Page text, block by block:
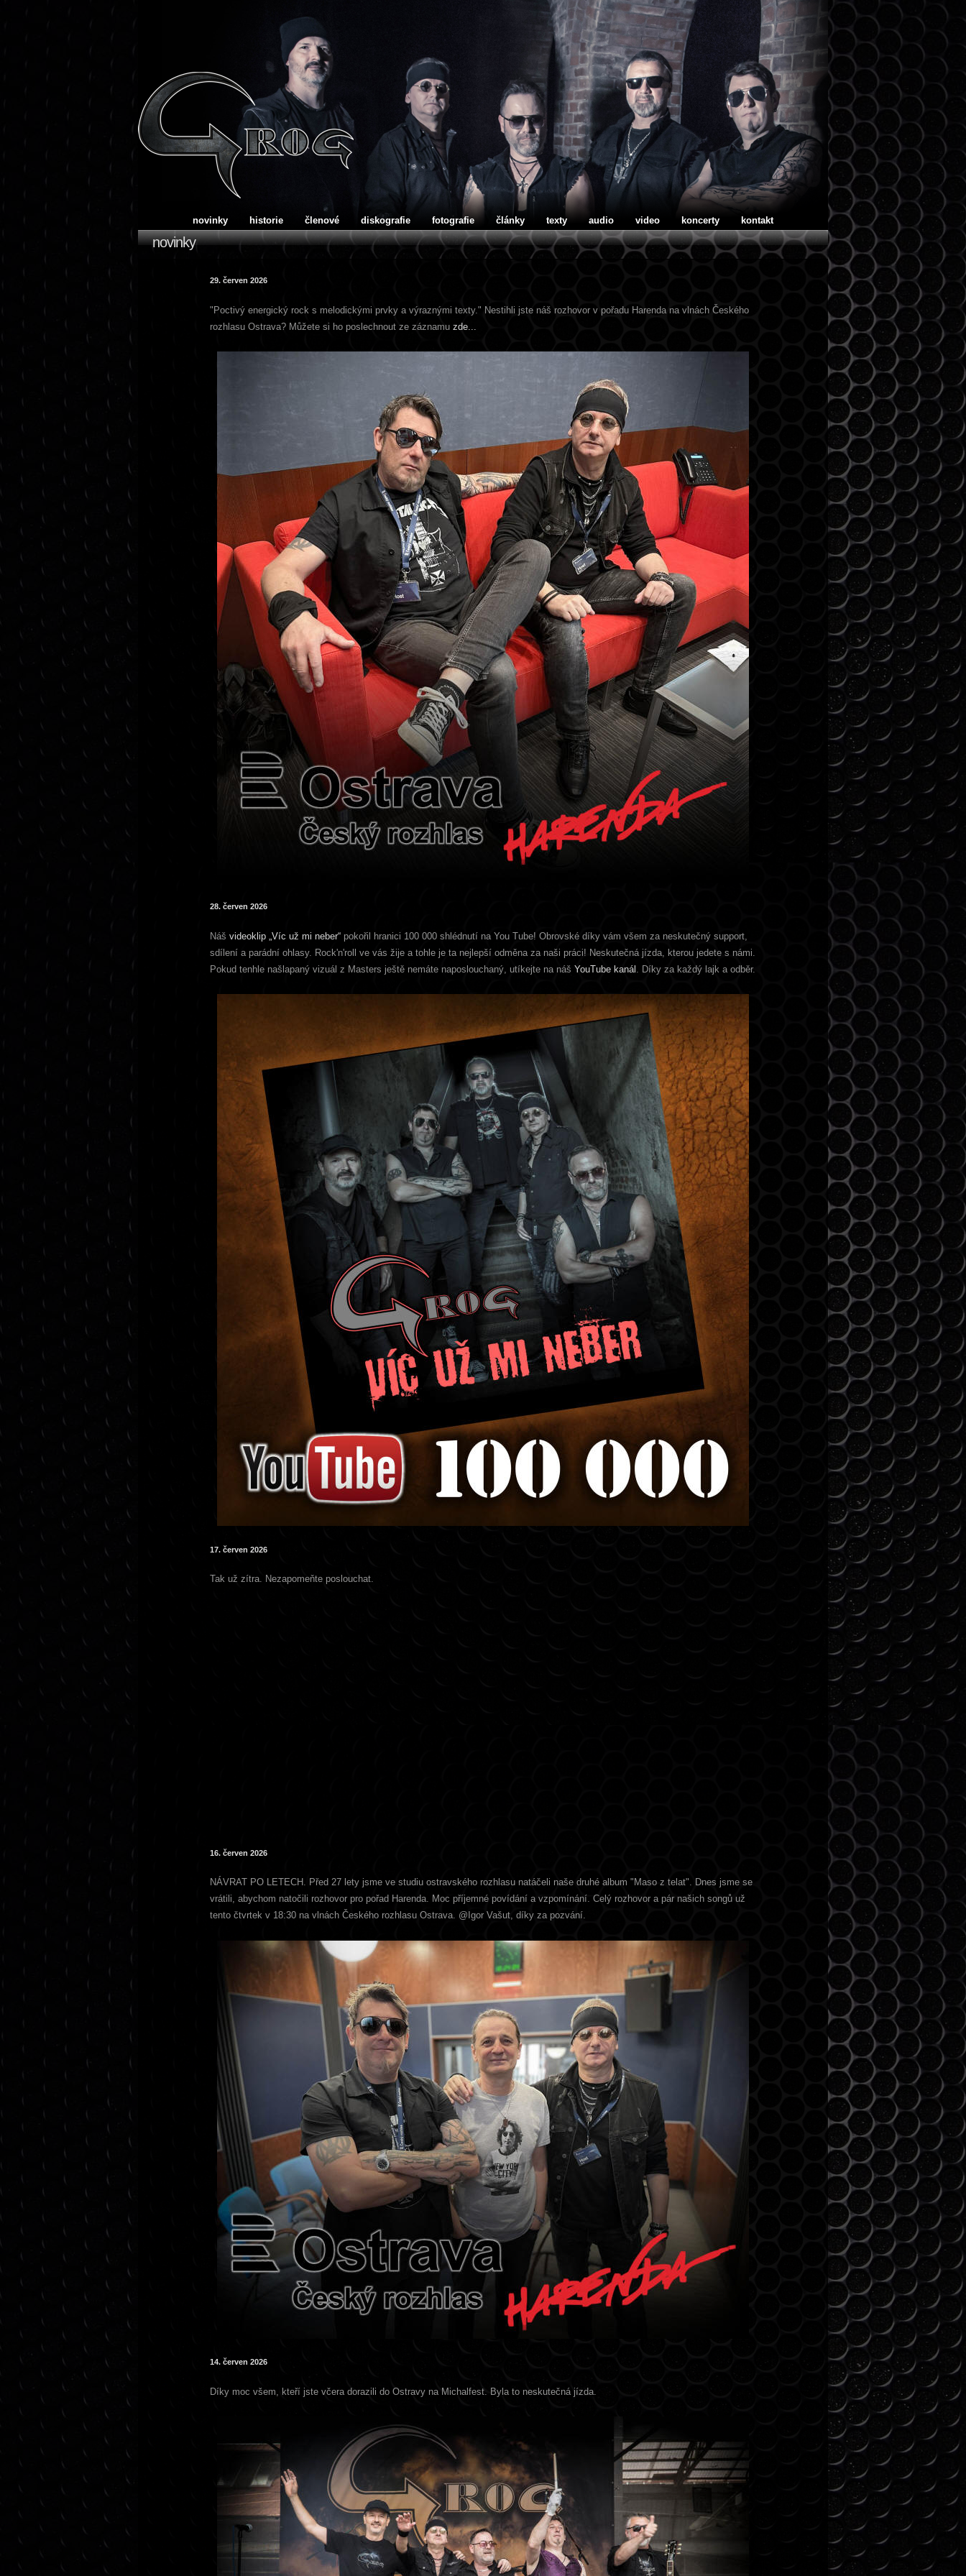
novinky historie členové diskografie fotografie články texty audio video koncerty kontakt
novinky
29. červen 2026
"Poctivý energický rock s melodickými prvky a výraznými texty." Nestihli jste náš rozhovor v pořadu Harenda na vlnách Českého
rozhlasu Ostrava? Můžete si ho poslechnout ze záznamu zde...
28. červen 2026
Náš videoklip „Víc už mi neber“ pokořil hranici 100 000 shlédnutí na You Tube! Obrovské díky vám všem za neskutečný support,
sdílení a parádní ohlasy. Rock'n'roll ve vás žije a tohle je ta nejlepší odměna za naši práci! Neskutečná jízda, kterou jedete s námi.
Pokud tenhle našlapaný vizuál z Masters ještě nemáte naposlouchaný, utíkejte na náš YouTube kanál . Díky za každý lajk a odběr.
17. červen 2026
Tak už zítra. Nezapomeňte poslouchat.
16. červen 2026
NÁVRAT PO LETECH. Před 27 lety jsme ve studiu ostravského rozhlasu natáčeli naše druhé album "Maso z telat". Dnes jsme se
vrátili, abychom natočili rozhovor pro pořad Harenda. Moc příjemné povídání a vzpomínání. Celý rozhovor a pár našich songů už
tento čtvrtek v 18:30 na vlnách Českého rozhlasu Ostrava. @Igor Vašut, díky za pozvání.
14. červen 2026
Díky moc všem, kteří jste včera dorazili do Ostravy na Michalfest. Byla to neskutečná jízda.